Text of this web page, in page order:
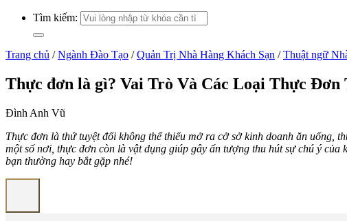
Tìm kiếm:
Trang chủ / Ngành Đào Tạo / Quản Trị Nhà Hàng Khách Sạn / Thuật ngữ
Thực đơn là gì? Vai Trò Và Các Loại Thực Đơn
Đình Anh Vũ
Thực đơn là thứ tuyệt đối không thể thiếu mở ra cở sở kinh doanh ăn uống,
một số nơi, thực đơn còn là vật dụng giúp gây ấn tượng thu hút sự chú ý của
bạn thường hay bắt gặp nhé!